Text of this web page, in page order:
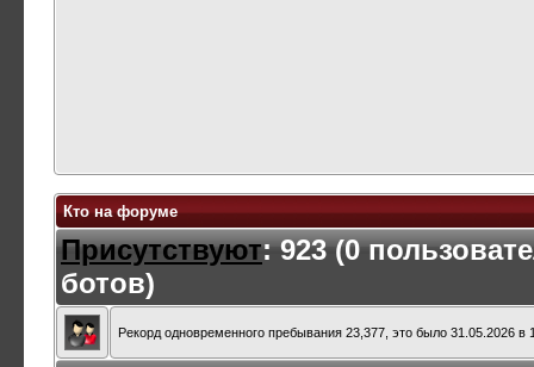
Кто на форуме
Присутствуют: 923 (0
ботов)
Рекорд одновременного пребывания 23,377, это было 31.05.2026 в